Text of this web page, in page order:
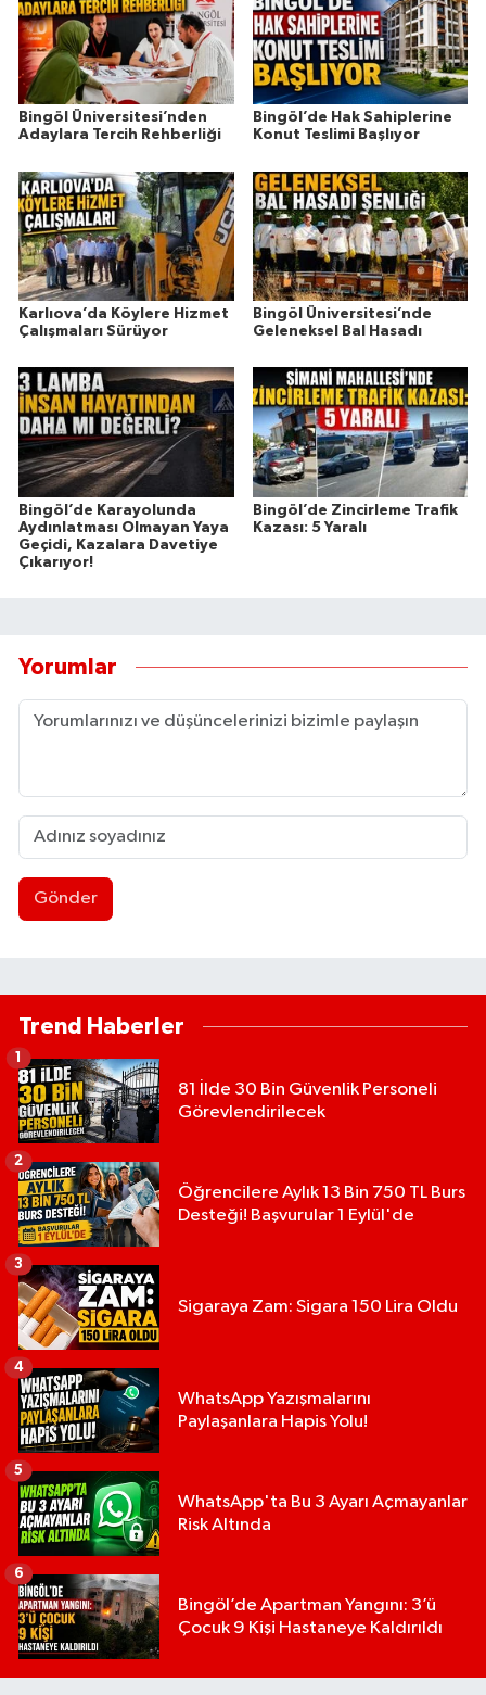
Bingöl Üniversitesi’nden
Adaylara Tercih Rehberliği
Bingöl’de Hak Sahiplerine
Konut Teslimi Başlıyor
Karlıova’da Köylere Hizmet
Çalışmaları Sürüyor
Bingöl Üniversitesi’nde
Geleneksel Bal Hasadı
Bingöl’de Karayolunda
Aydınlatması Olmayan Yaya
Geçidi, Kazalara Davetiye
Çıkarıyor!
Bingöl’de Zincirleme Trafik
Kazası: 5 Yaralı
Yorumlar
Gönder
Trend Haberler
81 İlde 30 Bin Güvenlik Personeli
Görevlendirilecek
1
Öğrencilere Aylık 13 Bin 750 TL Burs
Desteği! Başvurular 1 Eylül'de
2
Sigaraya Zam: Sigara 150 Lira Oldu
3
WhatsApp Yazışmalarını
Paylaşanlara Hapis Yolu!
4
WhatsApp'ta Bu 3 Ayarı Açmayanlar
Risk Altında
5
Bingöl’de Apartman Yangını: 3’ü
Çocuk 9 Kişi Hastaneye Kaldırıldı
6